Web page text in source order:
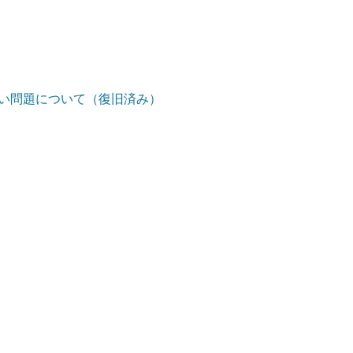
題について（復旧済み）